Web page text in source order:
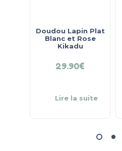
Doudou Lapin Plat
Blanc et Rose
Kikadu
29.90€
Lire la suite